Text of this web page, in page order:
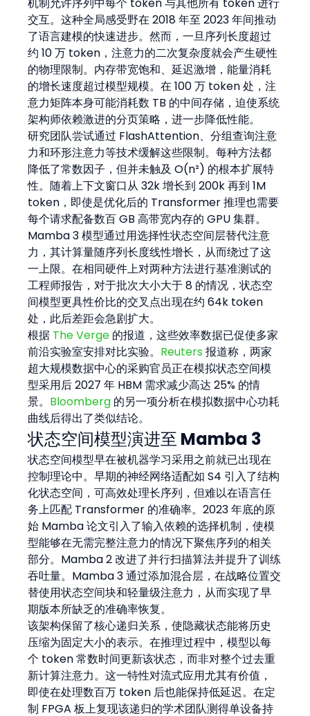
交互。这种全局感受野在 2018 年至 2023 年间推动
了语言建模的快速进步。然而，一旦序列长度超过
约 10 万 token，注意力的二次复杂度就会产生硬性
的物理限制。内存带宽饱和、延迟激增，能量消耗
的增长速度超过模型规模。在 100 万 token 处，注
意力矩阵本身可能消耗数 TB 的中间存储，迫使系统
架构师依赖激进的分页策略，进一步降低性能。
研究团队尝试通过 FlashAttention、分组查询注意
力和环形注意力等技术缓解这些限制。每种方法都
降低了常数因子，但并未触及 O(n²) 的根本扩展特
性。随着上下文窗口从 32k 增长到 200k 再到 1M
token，即使是优化后的 Transformer 推理也需要
每个请求配备数百 GB 高带宽内存的 GPU 集群。
Mamba 3 模型通过用选择性状态空间层替代注意
力，其计算量随序列长度线性增长，从而绕过了这
一上限。在相同硬件上对两种方法进行基准测试的
工程师报告，对于批次大小大于 8 的情况，状态空
间模型更具性价比的交叉点出现在约 64k token
处，此后差距会急剧扩大。
根据 The Verge 的报道，这些效率数据已促使多家
前沿实验室安排对比实验。 Reuters 报道称，两家
超大规模数据中心的采购官员正在模拟状态空间模
型采用后 2027 年 HBM 需求减少高达 25% 的情
景。 Bloomberg 的另一项分析在模拟数据中心功耗
曲线后得出了类似结论。
状态空间模型演进至 Mamba 3
状态空间模型早在被机器学习采用之前就已出现在
控制理论中。早期的神经网络适配如 S4 引入了结构
化状态空间，可高效处理长序列，但难以在语言任
务上匹配 Transformer 的准确率。2023 年底的原
始 Mamba 论文引入了输入依赖的选择机制，使模
型能够在无需完整注意力的情况下聚焦序列的相关
部分。Mamba 2 改进了并行扫描算法并提升了训练
吞吐量。Mamba 3 通过添加混合层，在战略位置交
替使用状态空间块和轻量级注意力，从而实现了早
期版本所缺乏的准确率恢复。
该架构保留了核心递归关系，使隐藏状态能将历史
压缩为固定大小的表示。在推理过程中，模型以每
个 token 常数时间更新该状态，而非对整个过去重
新计算注意力。这一特性对流式应用尤其有价值，
即使在处理数百万 token 后也能保持低延迟。在定
制 FPGA 板上复现该递归的学术团队测得单设备持